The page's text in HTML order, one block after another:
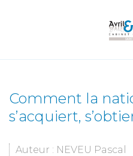
Comment la
s’acquiert,
Auteur : NEVEU Pascal